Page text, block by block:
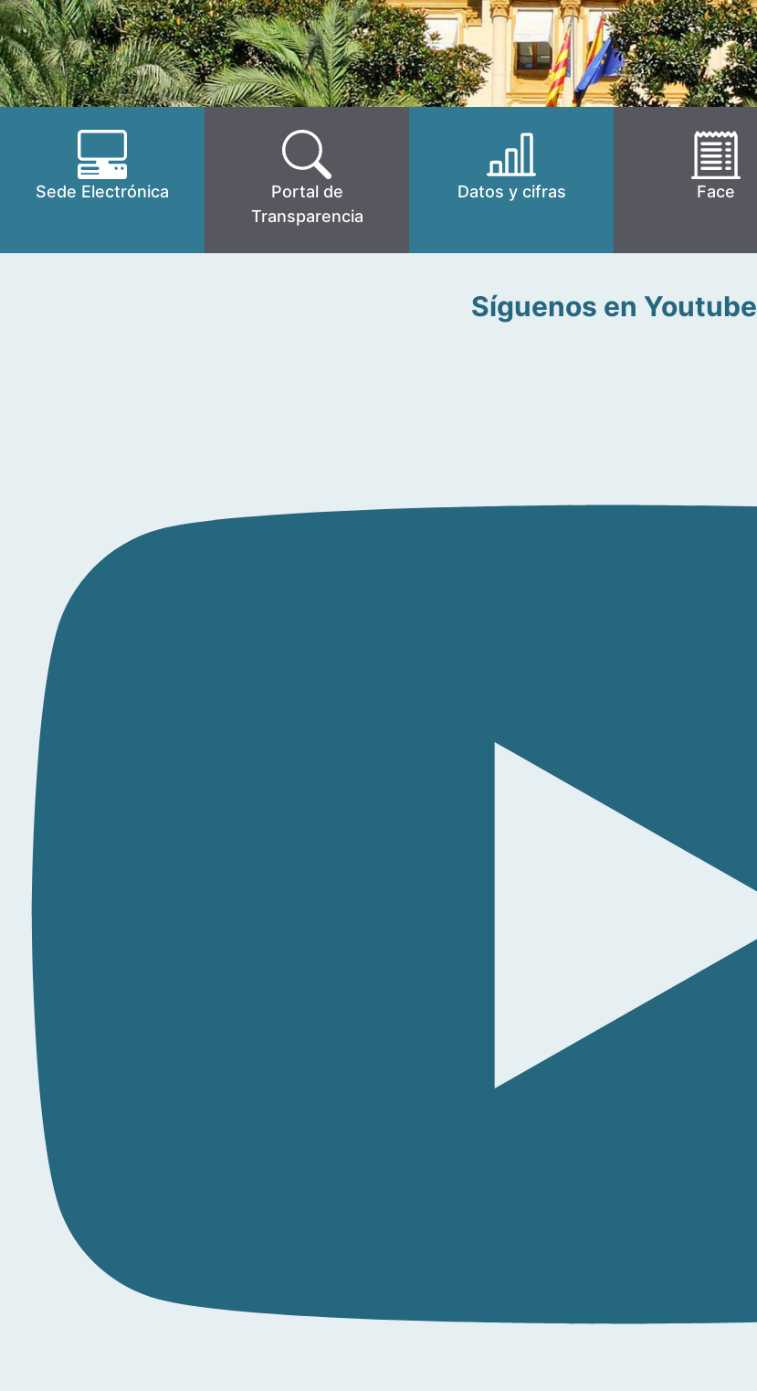
Sede Electrónica
Portal de
Transparencia
Datos y cifras Face
Síguenos en Youtube